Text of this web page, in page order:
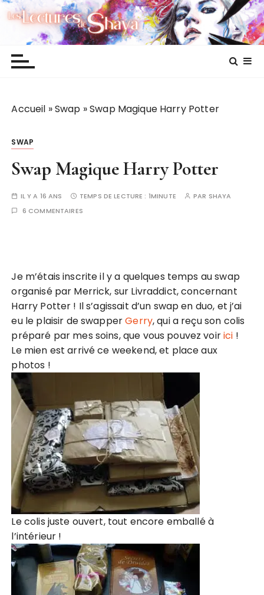
P
Les lectures de Shaya
Accueil »Swap »Swap Magique Harry Potter
SWAP
Swap Magique Harry Potter
IL Y A 16 ANS TEMPS DE LECTURE : 1MINUTE PAR SHAYA
6 COMMENTAIRES
Je m’étais inscrite il y a quelques temps au swap
organisé par Merrick, sur Livraddict, concernant
Harry Potter ! Il s’agissait d’un swap en duo, et j’ai
eu le plaisir de swapperGerry, qui a reçu son colis
préparé par mes soins, que vous pouvez voirici !
Le mien est arrivé ce weekend, et place aux
photos !
Le colis juste ouvert, tout encore emballé à
l’intérieur !